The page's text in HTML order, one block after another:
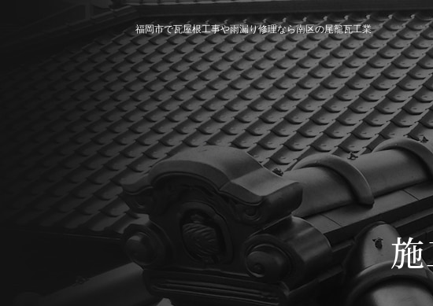
福岡市で瓦屋根工事や雨漏り修理なら南区の尾籠瓦工業